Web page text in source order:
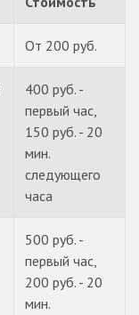
От 200 руб.
400 руб. -
первый час,
150 руб. - 20
мин.
следующего
часа
500 руб. -
первый час,
200 руб. - 20
мин.